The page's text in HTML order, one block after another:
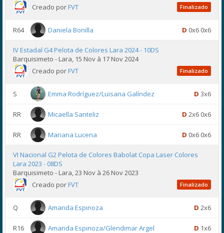
Creado porFVT Finalizado
R64 Daniela Bonilla D 0x6 0x6
IV Estadal G4 Pelota de Colores Lara 2024 - 10DS
Barquisimeto - Lara, 15 Nov à 17 Nov 2024
Creado porFVT Finalizado
S Emma Rodríguez/Luisana Galíndez D 3x6
RR Micaella Santeliz D 2x6 0x6
RR Mariana Lucena D 0x6 0x6
VI Nacional G2 Pelota de Colores Babolat Copa Laser Colores
Lara 2023 - 08DS
Barquisimeto - Lara, 23 Nov à 26 Nov 2023
Creado porFVT Finalizado
Q Amanda Espinoza D 2x6
R16 Amanda Espinoza/Glendimar Argel D 1x6